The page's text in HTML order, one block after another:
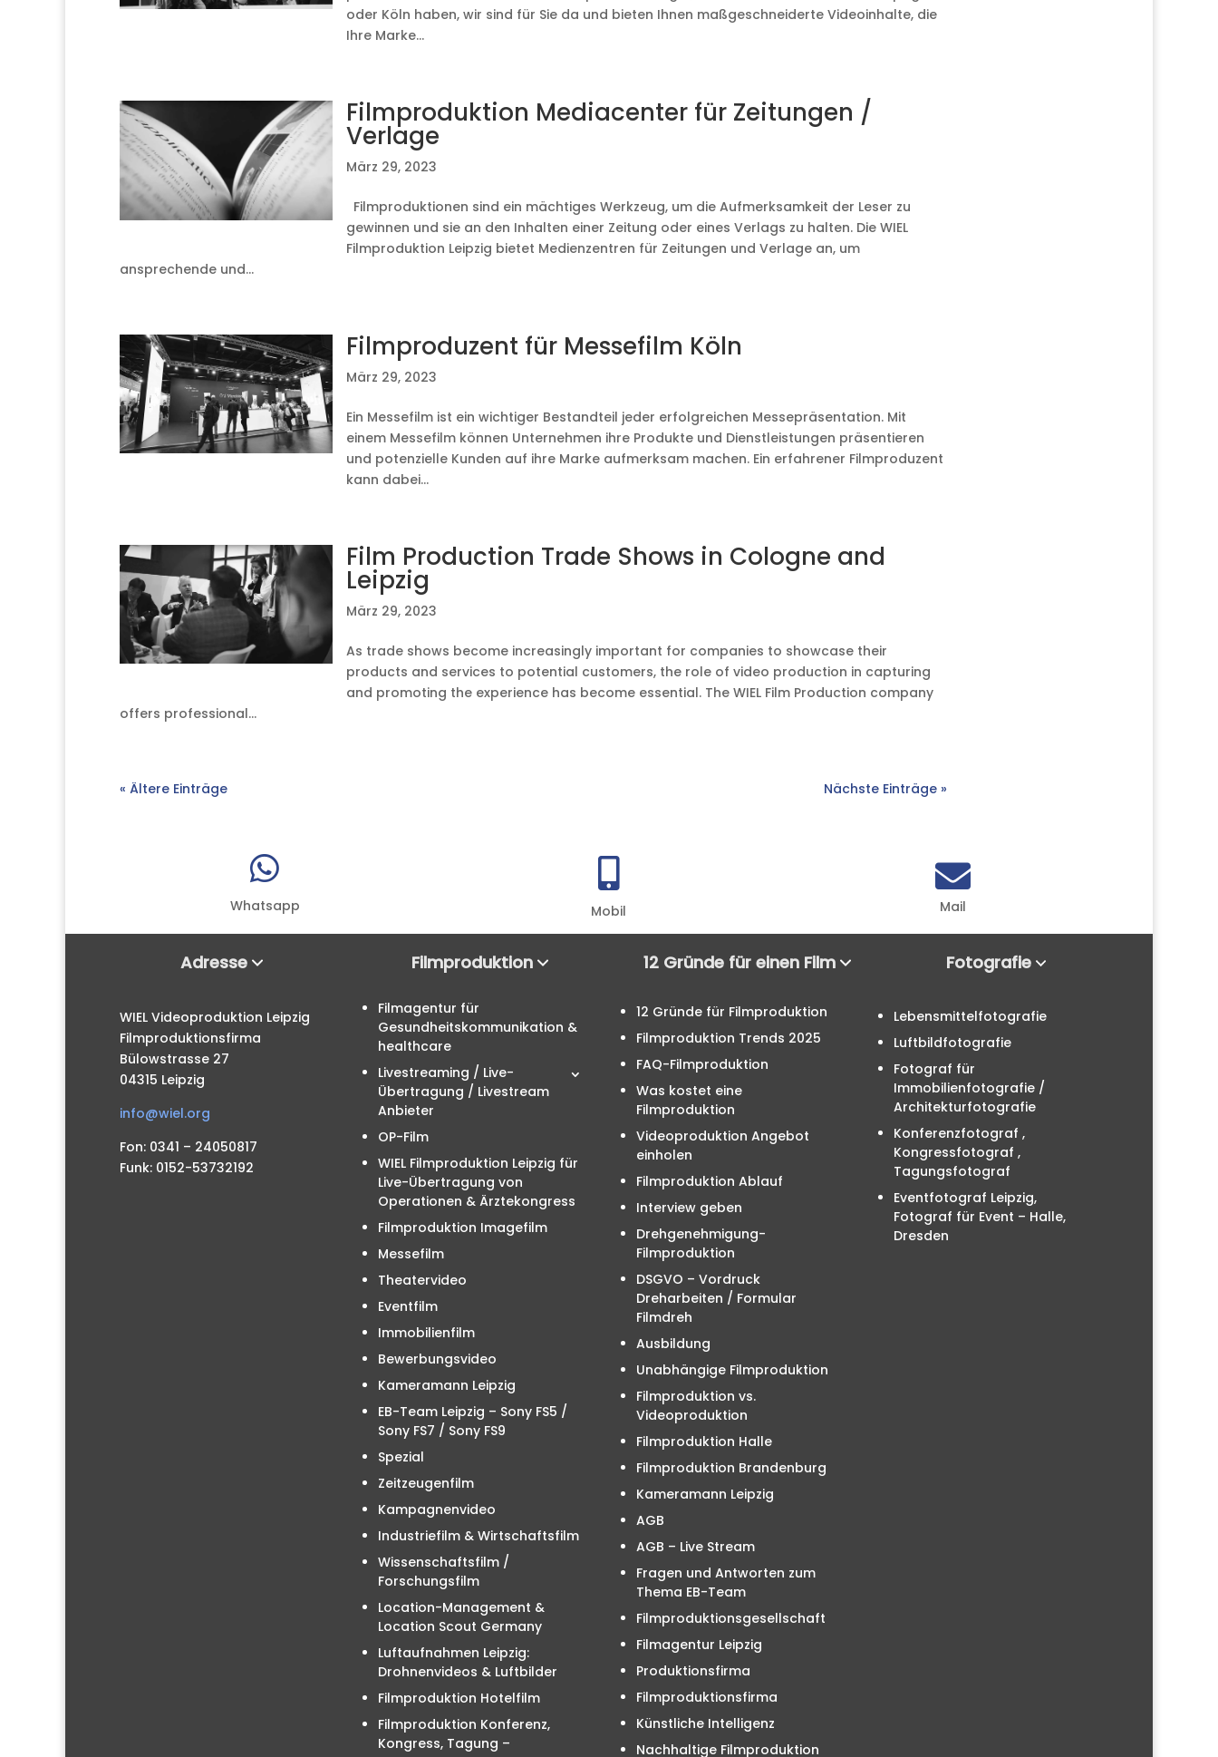
oder Köln haben, wir sind für Sie da und bieten Ihnen maßgeschneiderte Videoinhalte, die
Ihre Marke...
Filmproduktion Mediacenter für Zeitungen /
Verlage
März 29, 2023
Filmproduktionen sind ein mächtiges Werkzeug, um die Aufmerksamkeit der Leser zu
gewinnen und sie an den Inhalten einer Zeitung oder eines Verlags zu halten. Die WIEL
Filmproduktion Leipzig bietet Medienzentren für Zeitungen und Verlage an, um
ansprechende und...
Filmproduzent für Messefilm Köln
März 29, 2023
Ein Messefilm ist ein wichtiger Bestandteil jeder erfolgreichen Messepräsentation. Mit
einem Messefilm können Unternehmen ihre Produkte und Dienstleistungen präsentieren
und potenzielle Kunden auf ihre Marke aufmerksam machen. Ein erfahrener Filmproduzent
kann dabei...
Film Production Trade Shows in Cologne and
Leipzig
März 29, 2023
As trade shows become increasingly important for companies to showcase their
products and services to potential customers, the role of video production in capturing
and promoting the experience has become essential. The WIEL Film Production company
offers professional...
« Ältere Einträge Nächste Einträge »

Whatsapp

Mobil

Mail
Adresse
WIEL Videoproduktion Leipzig
Filmproduktionsfirma
Bülowstrasse 27
04315 Leipzig
info@wiel.org
Fon: 0341 – 24050817
Funk: 0152-53732192
Filmproduktion
Filmagentur für
Gesundheitskommunikation &
healthcare
Livestreaming / Live-
Übertragung / Livestream
Anbieter
OP-Film
WIEL Filmproduktion Leipzig für
Live-Übertragung von
Operationen & Ärztekongress
Filmproduktion Imagefilm
Messefilm
Theatervideo
Eventfilm
Immobilienfilm
Bewerbungsvideo
Kameramann Leipzig
EB-Team Leipzig – Sony FS5 /
Sony FS7 / Sony FS9
Spezial
Zeitzeugenfilm
Kampagnenvideo
Industriefilm & Wirtschaftsfilm
Wissenschaftsfilm /
Forschungsfilm
Location-Management &
Location Scout Germany
Luftaufnahmen Leipzig:
Drohnenvideos & Luftbilder
Filmproduktion Hotelfilm
Filmproduktion Konferenz,
Kongress, Tagung –
12 Gründe für einen Film
12 Gründe für Filmproduktion
Filmproduktion Trends 2025
FAQ-Filmproduktion
Was kostet eine
Filmproduktion
Videoproduktion Angebot
einholen
Filmproduktion Ablauf
Interview geben
Drehgenehmigung-
Filmproduktion
DSGVO – Vordruck
Dreharbeiten / Formular
Filmdreh
Ausbildung
Unabhängige Filmproduktion
Filmproduktion vs.
Videoproduktion
Filmproduktion Halle
Filmproduktion Brandenburg
Kameramann Leipzig
AGB
AGB – Live Stream
Fragen und Antworten zum
Thema EB-Team
Filmproduktionsgesellschaft
Filmagentur Leipzig
Produktionsfirma
Filmproduktionsfirma
Künstliche Intelligenz
Nachhaltige Filmproduktion
Fotografie
Lebensmittelfotografie
Luftbildfotografie
Fotograf für
Immobilienfotografie /
Architekturfotografie
Konferenzfotograf ,
Kongressfotograf ,
Tagungsfotograf
Eventfotograf Leipzig,
Fotograf für Event – Halle,
Dresden